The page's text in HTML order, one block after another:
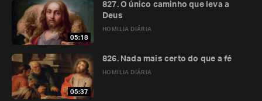
05:18
HOMILIA DIÁRIA
827. O único caminho que leva a
Deus
05:37
HOMILIA DIÁRIA
826. Nada mais certo do que a fé